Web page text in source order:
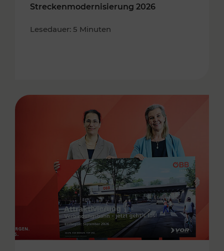
Streckenmodernisierung 2026
Lesedauer: 5 Minuten